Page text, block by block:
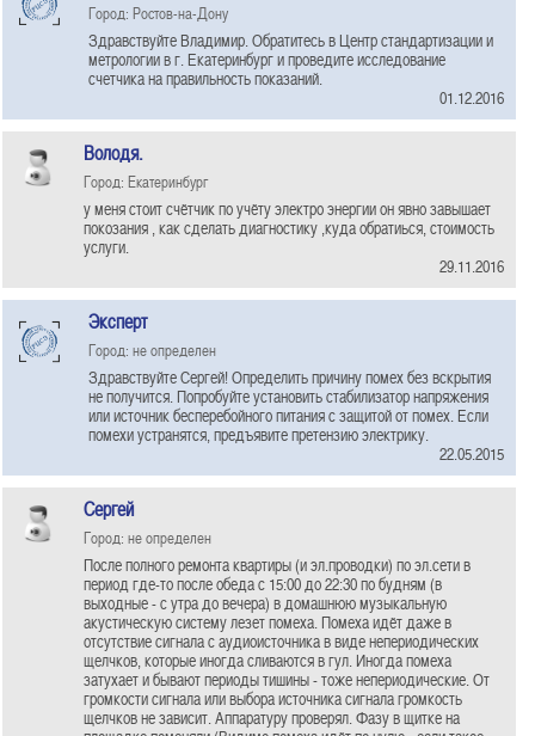
Город: Ростов-на-Дону
Здравствуйте Владимир. Обратитесь в Центр стандартизации и
метрологии в г. Екатеринбург и проведите исследование
счетчика на правильность показаний.
01.12.2016
Володя.
Город: Екатеринбург
у меня стоит счётчик по учёту электро энергии он явно завышает
покозания , как сделать диагностику ,куда обратиься, стоимость
услуги.
29.11.2016
Эксперт
Город: не определен
Здравствуйте Сергей! Определить причину помех без вскрытия
не получится. Попробуйте установить стабилизатор напряжения
или источник бесперебойного питания с защитой от помех. Если
помехи устранятся, предъявите претензию электрику.
22.05.2015
Сергей
Город: не определен
После полного ремонта квартиры (и эл.проводки) по эл.сети в
период где-то после обеда с 15:00 до 22:30 по будням (в
выходные - с утра до вечера) в домашнюю музыкальную
акустическую систему лезет помеха. Помеха идёт даже в
отсутствие сигнала с аудиоисточника в виде непериодических
щелчков, которые иногда сливаются в гул. Иногда помеха
затухает и бывают периоды тишины - тоже непериодические. От
громкости сигнала или выбора источника сигнала громкость
щелчков не зависит. Аппаратуру проверял. Фазу в щитке на